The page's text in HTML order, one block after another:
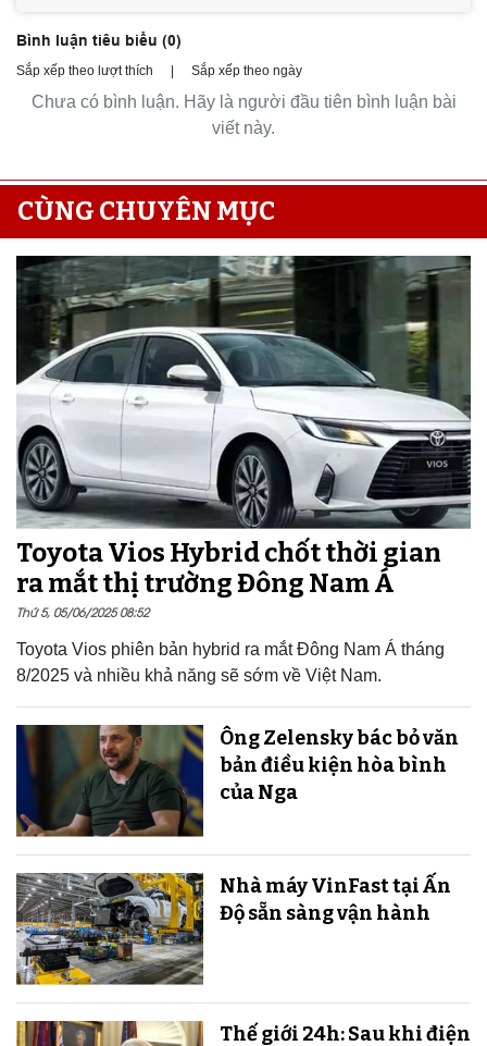
Bình luận tiêu biểu (0)
Sắp xếp theo lượt thích | Sắp xếp theo ngày
Chưa có bình luận. Hãy là người đầu tiên bình luận bài
viết này.
CÙNG CHUYÊN MỤC
Toyota Vios Hybrid chốt thời gian
ra mắt thị trường Đông Nam Á
Thứ 5, 05/06/2025 08:52
Toyota Vios phiên bản hybrid ra mắt Đông Nam Á tháng
8/2025 và nhiều khả năng sẽ sớm về Việt Nam.
Ông Zelensky bác bỏ văn
bản điều kiện hòa bình
của Nga
Nhà máy VinFast tại Ấn
Độ sẵn sàng v​​​​​​​ận hành
Thế giới 24h: Sau khi điện